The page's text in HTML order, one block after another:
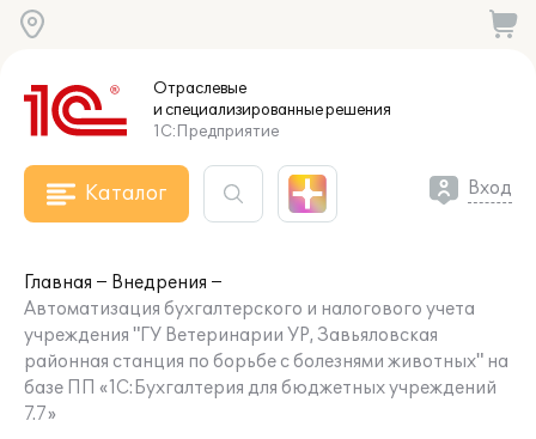
Отраслевые
и специализированныерешения
1С:Предприятие
Каталог Вход
Главная
Внедрения
Автоматизация бухгалтерского и налогового учета
учреждения "ГУ Ветеринарии УР, Завьяловская
районная станция по борьбе с болезнями животных" на
базе ПП «1С:Бухгалтерия для бюджетных учреждений
7.7»